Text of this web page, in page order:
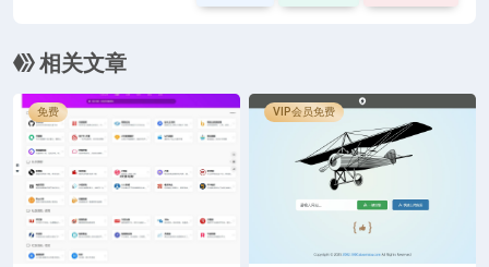
相关文章
免费 VIP会员免费